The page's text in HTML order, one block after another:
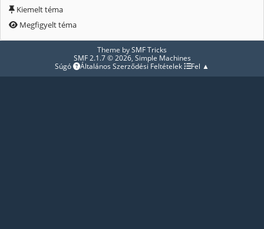
Kiemelt téma
Megfigyelt téma
Theme bySMF Tricks
SMF 2.1.7 © 2026, Simple Machines
Súgó
Általános Szerződési Feltételek Fel ▲